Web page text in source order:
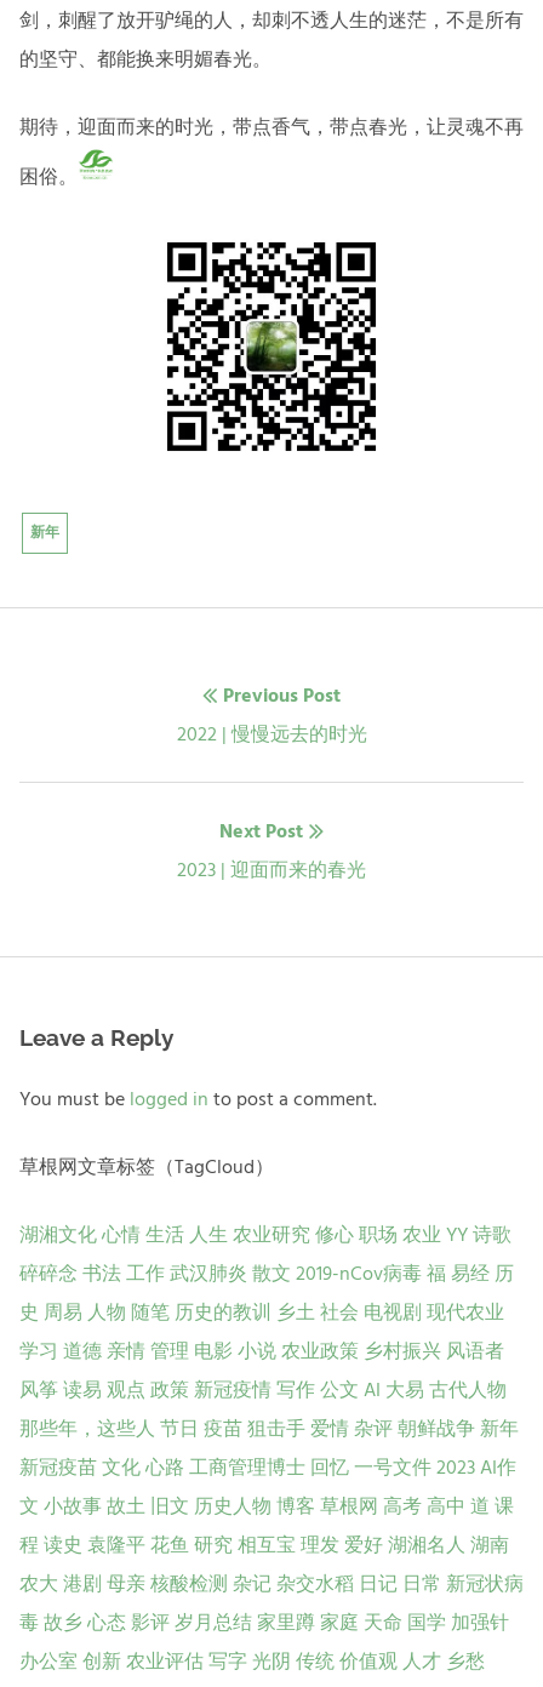
剑，刺醒了放开驴绳的人，却刺不透人生的迷茫，不是所有
的坚守、都能换来明媚春光。
期待，迎面而来的时光，带点香气，带点春光，让灵魂不再
困俗。
新年
导
Previous Post
Previous
2022 | 慢慢远去的时光
Next Post
Next
2023 | 迎面而来的春光
Leave a Reply
You must belogged into post a comment.
草根网文章标签（TagCloud）
湖湘文化心情生活人生农业研究修心职场农业YY诗歌
碎碎念书法工作武汉肺炎散文2019-nCov病毒福易经历
史 周易人物随笔历史的教训 乡土社会 电视剧现代农业
学习 道德亲情管理电影小说农业政策乡村振兴风语者
风筝读易观点政策新冠疫情写作公文AI 大易古代人物
那些年，这些人节日 疫苗狙击手爱情杂评朝鲜战争新年
新冠疫苗文化心路工商管理博士回忆一号文件2023AI作
文小故事故土旧文 历史人物博客草根网高考高中 道课
程读史袁隆平花鱼研究相互宝理发爱好湖湘名人湖南
农大港剧母亲核酸检测杂记杂交水稻 日记 日常 新冠状病
毒故乡心态影评岁月总结家里蹲家庭 天命 国学 加强针
办公室创新农业评估写字光阴传统价值观人才乡愁